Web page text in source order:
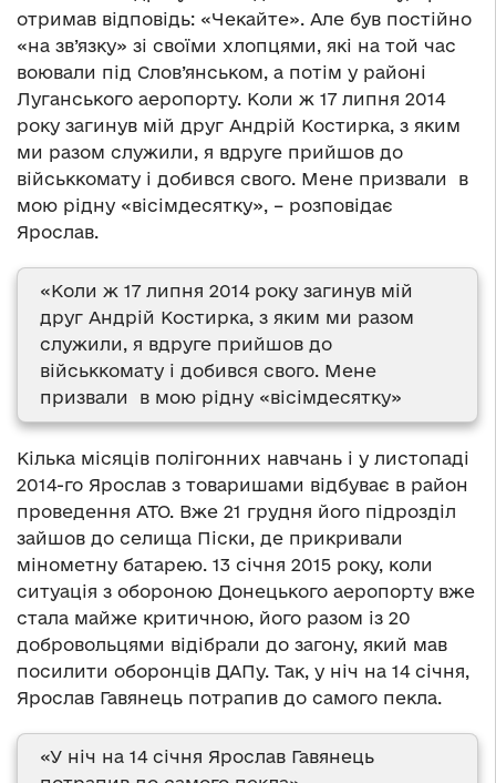
отримав відповідь: «Чекайте». Але був постійно
«на зв’язку» зі своїми хлопцями, які на той час
воювали під Слов’янськом, а потім у районі
Луганського аеропорту. Коли ж 17 липня 2014
року загинув мій друг Андрій Костирка, з яким
ми разом служили, я вдруге прийшов до
військкомату і добився свого. Мене призвали в
мою рідну «вісімдесятку», – розповідає
Ярослав.
«Коли ж 17 липня 2014 року загинув мій
друг Андрій Костирка, з яким ми разом
служили, я вдруге прийшов до
військкомату і добився свого. Мене
призвали в мою рідну «вісімдесятку»
Кілька місяців полігонних навчань і у листопаді
2014-го Ярослав з товаришами відбуває в район
проведення АТО. Вже 21 грудня його підрозділ
зайшов до селища Піски, де прикривали
мінометну батарею. 13 січня 2015 року, коли
ситуація з обороною Донецького аеропорту вже
стала майже критичною, його разом із 20
добровольцями відібрали до загону, який мав
посилити оборонців ДАПу. Так, у ніч на 14 січня,
Ярослав Гавянець потрапив до самого пекла.
«У ніч на 14 січня Ярослав Гавянець